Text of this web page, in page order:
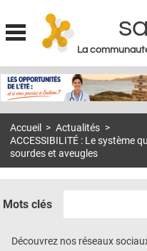
Jump
La
MON COMPTE
S'ABONNER À LA REVUE SOIN À
E-REVUE SAD
Accueil > Actualités >
ACCESSIBILITÉ : Le système
sourdes et aveugles
Mots clés
Découvrez nos réseaux